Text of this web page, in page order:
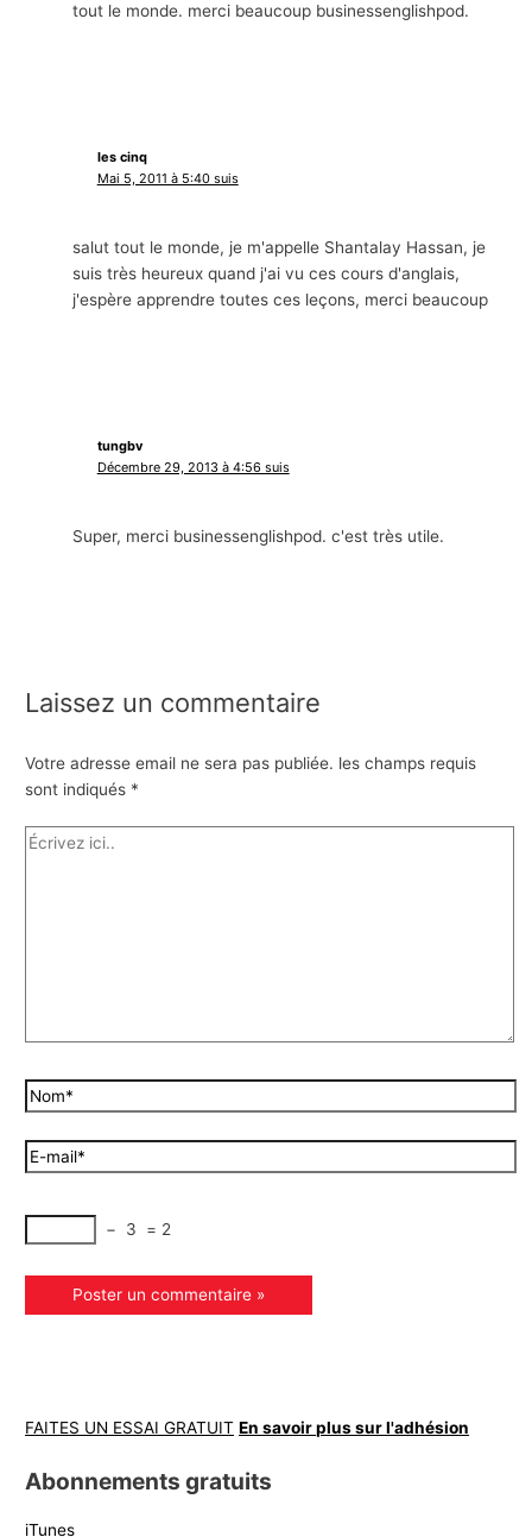
tout le monde. merci beaucoup businessenglishpod.
les cinq
Mai 5, 2011 à 5:40 suis
salut tout le monde, je m'appelle Shantalay Hassan, je
suis très heureux quand j'ai vu ces cours d'anglais,
j'espère apprendre toutes ces leçons, merci beaucoup
tungbv
Décembre 29, 2013 à 4:56 suis
Super, merci businessenglishpod. c'est très utile.
Laissez un commentaire
Votre adresse email ne sera pas publiée. les champs requis
sont indiqués *
− 3 = 2
FAITES UN ESSAI GRATUIT En savoir plus sur l'adhésion
Abonnements gratuits
iTunes